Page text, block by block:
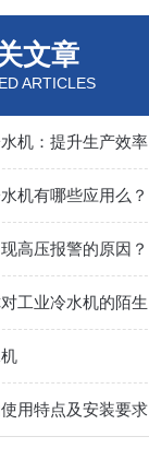
文章
ARTICLES
用特点及安装要求